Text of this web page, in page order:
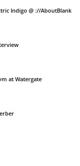
Indigo @ ://AboutBlank
at Watergate